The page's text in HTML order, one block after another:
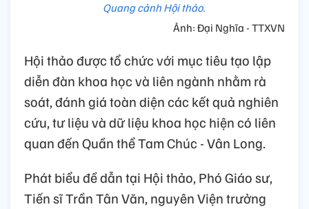
Quang cảnh Hội thảo.
Ảnh: Đại Nghĩa - TTXVN
Hội thảo được tổ chức với mục tiêu tạo lập
diễn đàn khoa học và liên ngành nhằm rà
soát, đánh giá toàn diện các kết quả nghiên
cứu, tư liệu và dữ liệu khoa học hiện có liên
quan đến Quần thể Tam Chúc - Vân Long.
Phát biểu đề dẫn tại Hội thảo, Phó Giáo sư,
Tiến sĩ Trần Tân Văn, nguyên Viện trưởng